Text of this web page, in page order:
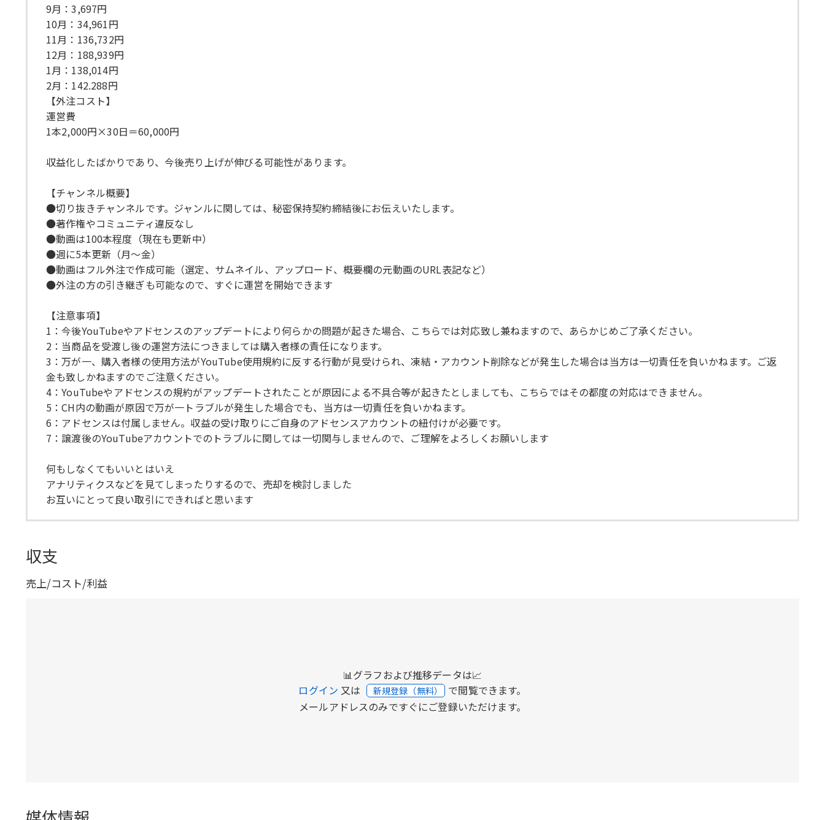
9月：3,697円
10月：34,961円
11月：136,732円
12月：188,939円
1月：138,014円
2月：142.288円
【外注コスト】
運営費
1本2,000円×30日＝60,000円
収益化したばかりであり、今後売り上げが伸びる可能性があります。
【チャンネル概要】
●切り抜きチャンネルです。ジャンルに関しては、秘密保持契約締結後にお伝えいたします。
●著作権やコミュニティ違反なし
●動画は100本程度（現在も更新中）
●週に5本更新（月～金）
●動画はフル外注で作成可能（選定、サムネイル、アップロード、概要欄の元動画のURL表記など）
●外注の方の引き継ぎも可能なので、すぐに運営を開始できます
【注意事項】
1：今後YouTubeやアドセンスのアップデートにより何らかの問題が起きた場合、こちらでは対応致し兼ねますので、あらかじめご了承ください。
2：当商品を受渡し後の運営方法につきましては購入者様の責任になります。
3：万が一、購入者様の使用方法がYouTube使用規約に反する行動が見受けられ、凍結・アカウント削除などが発生した場合は当方は一切責任を負いかねます。ご返
金も致しかねますのでご注意ください。
4：YouTubeやアドセンスの規約がアップデートされたことが原因による不具合等が起きたとしましても、こちらではその都度の対応はできません。
5：CH内の動画が原因で万が一トラブルが発生した場合でも、当方は一切責任を負いかねます。
6：アドセンスは付属しません。収益の受け取りにご自身のアドセンスアカウントの紐付けが必要です。
7：譲渡後のYouTubeアカウントでのトラブルに関しては一切関与しませんので、ご理解をよろしくお願いします
何もしなくてもいいとはいえ
アナリティクスなどを見てしまったりするので、売却を検討しました
お互いにとって良い取引にできればと思います
収支
売上/コスト/利益
📊グラフおよび推移データは📈
ログイン 又は 新規登録（無料） で閲覧できます。
メールアドレスのみですぐにご登録いただけます。